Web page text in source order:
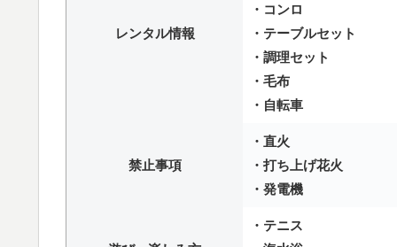
レンタル情報
・コンロ
・テーブルセット
・調理セット
・毛布
・自転車
禁止事項
・直火
・打ち上げ花火
・発電機
・テニス